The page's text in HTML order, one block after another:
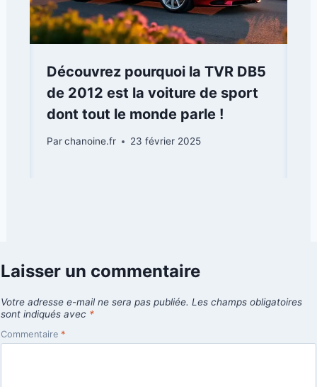
Découvrez pourquoi la TVR DB5
de 2012 est la voiture de sport
dont tout le monde parle !
Parchanoine.fr 23 février 2025
Laisser un commentaire
Votre adresse e-mail ne sera pas publiée. Les champs obligatoires
sont indiqués avec *
Commentaire *